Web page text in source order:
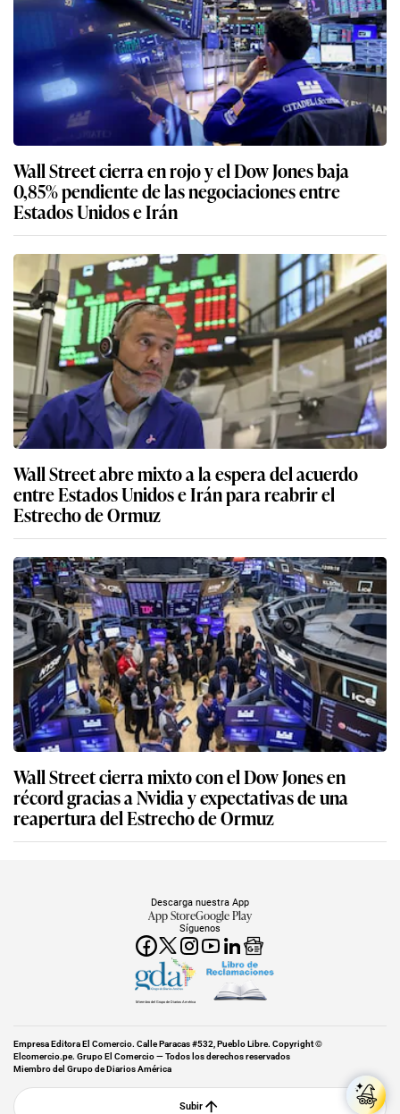
Wall Street cierra en rojo y el Dow Jones baja
0,85% pendiente de las negociaciones entre
Estados Unidos e Irán
Wall Street abre mixto a la espera del acuerdo
entre Estados Unidos e Irán para reabrir el
Estrecho de Ormuz
Wall Street cierra mixto con el Dow Jones en
récord gracias a Nvidia y expectativas de una
reapertura del Estrecho de Ormuz
Síguenos
Descarga nuestra App
App StoreGoogle Play
Miembro del Grupo de Diarios América
Empresa Editora El Comercio. Calle Paracas #532, Pueblo Libre. Copyright ©
Elcomercio.pe. Grupo El Comercio — Todos los derechos reservados
Miembro del Grupo de Diarios América
Subir